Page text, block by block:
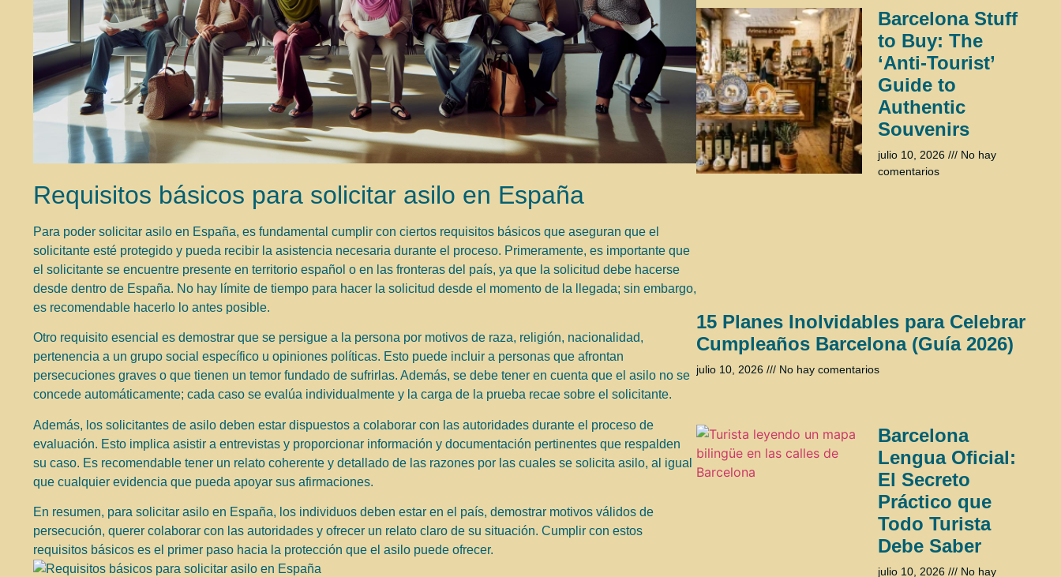
Requisitos básicos para solicitar asilo en España
Para poder solicitar asilo en España, es fundamental cumplir con ciertos requisitos básicos que aseguran que el
solicitante esté protegido y pueda recibir la asistencia necesaria durante el proceso. Primeramente, es importante que
el solicitante se encuentre presente en territorio español o en las fronteras del país, ya que la solicitud debe hacerse
desde dentro de España. No hay límite de tiempo para hacer la solicitud desde el momento de la llegada; sin embargo,
es recomendable hacerlo lo antes posible.
Otro requisito esencial es demostrar que se persigue a la persona por motivos de raza, religión, nacionalidad,
pertenencia a un grupo social específico u opiniones políticas. Esto puede incluir a personas que afrontan
persecuciones graves o que tienen un temor fundado de sufrirlas. Además, se debe tener en cuenta que el asilo no se
concede automáticamente; cada caso se evalúa individualmente y la carga de la prueba recae sobre el solicitante.
Además, los solicitantes de asilo deben estar dispuestos a colaborar con las autoridades durante el proceso de
evaluación. Esto implica asistir a entrevistas y proporcionar información y documentación pertinentes que respalden
su caso. Es recomendable tener un relato coherente y detallado de las razones por las cuales se solicita asilo, al igual
que cualquier evidencia que pueda apoyar sus afirmaciones.
En resumen, para solicitar asilo en España, los individuos deben estar en el país, demostrar motivos válidos de
persecución, querer colaborar con las autoridades y ofrecer un relato claro de su situación. Cumplir con estos
requisitos básicos es el primer paso hacia la protección que el asilo puede ofrecer.
Barcelona Stuff
to Buy: The
‘Anti-Tourist’
Guide to
Authentic
Souvenirs
julio 10, 2026
No hay
comentarios
15 Planes Inolvidables para Celebrar
Cumpleaños Barcelona (Guía 2026)
julio 10, 2026 No hay comentarios
Barcelona
Lengua Oficial:
El Secreto
Práctico que
Todo Turista
Debe Saber
julio 10, 2026 No hay